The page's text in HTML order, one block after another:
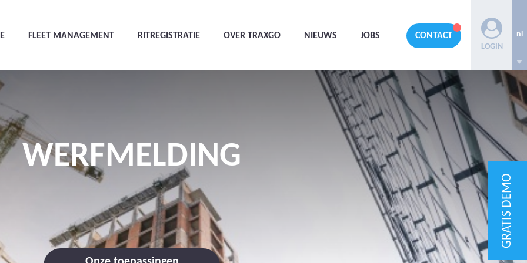
FLEET MANAGEMENT RITREGISTRATIE OVER TRAXGO NIEUWS JOBS CONTACT
LOGIN
nl
WERFMELDING
GRATIS DEMO